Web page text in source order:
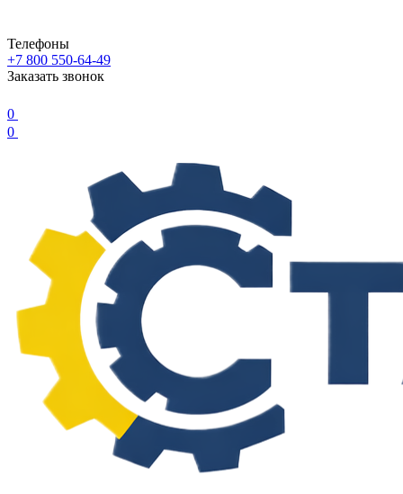
Телефоны
+7 800 550-64-49
Заказать звонок
0
0